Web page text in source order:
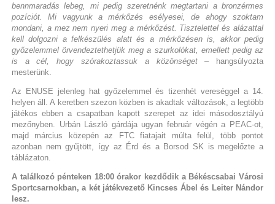
bennmaradás lebeg, mi pedig szeretnénk megtartani a bronzérmes
pozíciót. Mi vagyunk a mérkőzés esélyesei, de ahogy szoktam
mondani, a mez nem nyeri meg a mérkőzést. Tisztelettel és alázattal
kell dolgozni a felkészülés alatt és a mérkőzésen is, akkor pedig
győzelemmel örvendeztethetjük meg a szurkolókat, emellett pedig az
is a cél, hogy szórakoztassuk a közönséget– hangsúlyozta
mesterünk.
Az ENUSE jelenleg hat győzelemmel és tizenhét vereséggel a 14.
helyen áll. A keretben szezon közben is akadtak változások, a legtöbb
játékos ebben a csapatban kapott szerepet az idei másodosztályú
mezőnyben. Urbán László gárdája ugyan február végén a PEAC-ot,
majd március közepén az FTC fiatajait múlta felül, több pontot
azonban nem gyűjtött, így az Érd és a Borsod SK is megelőzte a
táblázaton.
A találkozó pénteken 18:00 órakor kezdődik a Békéscsabai Városi
Sportcsarnokban, a két játékvezető Kincses Ábel és Leiter Nándor
lesz.